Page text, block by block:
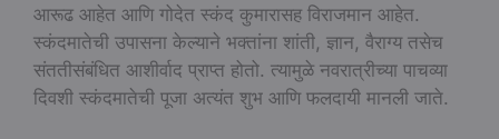
आरूढ आहेत आणि गोदेत स्कंद कुमारासह विराजमान आहेत.
स्कंदमातेची उपासना केल्याने भक्तांना शांती, ज्ञान, वैराग्य तसेच
संततीसंबंधित आशीर्वाद प्राप्त होतो. त्यामुळे नवरात्रीच्या पाचव्या
दिवशी स्कंदमातेची पूजा अत्यंत शुभ आणि फलदायी मानली जाते.